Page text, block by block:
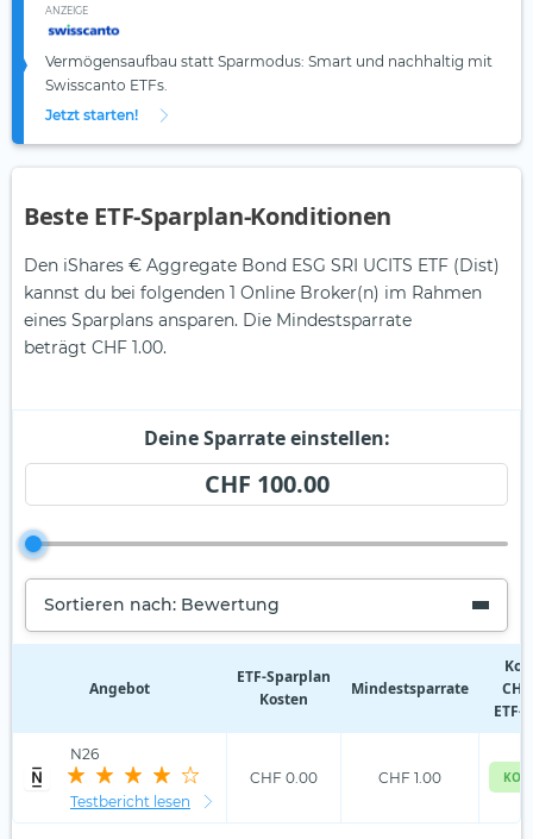
ANZEIGE
Vermögensaufbau statt Sparmodus: Smart und nachhaltig mit
Swisscanto ETFs.
Jetzt starten!
Beste ETF-Sparplan-Konditionen
Den iShares € Aggregate Bond ESG SRI UCITS ETF (Dist)
kannst du bei folgenden 1 Online Broker(n) im Rahmen
eines Sparplans ansparen. Die Mindestsparrate
beträgt CHF 1.00.
Deine Sparrate einstellen:
CHF 100.00
Sortieren nach: Bewertung
Angebot
ETF‑Sparplan
Kosten
Mindestsparrate
ETF-
N26
Testbericht lesen
CHF 0.00 CHF 1.00